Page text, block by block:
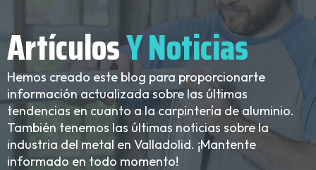
ArtículosY Noticias
Hemos creado este blog para proporcionarte
información actualizada sobre las últimas
tendencias en cuanto a la carpintería de aluminio.
También tenemos las últimas noticias sobre la
industria del metal en Valladolid. ¡Mantente
informado en todo momento!